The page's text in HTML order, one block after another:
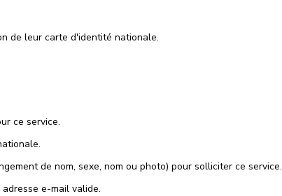
de leur carte d'identité nationale.
ce service.
de nom, sexe, nom ou photo) pour solliciter ce service.
e-mail valide.